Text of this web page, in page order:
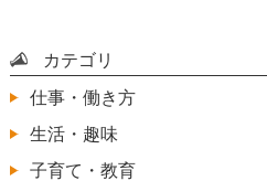
カテゴリ
仕事・働き方
生活・趣味
子育て・教育